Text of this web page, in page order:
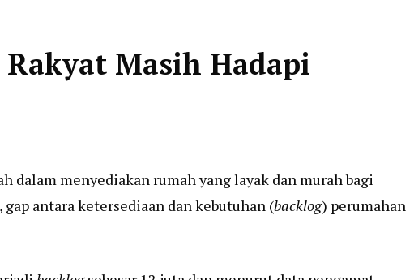
Masih Hadapi
dalam menyediakan rumah yang layak dan murah bagi
gap antara ketersediaan dan kebutuhan (backlog) perumahan